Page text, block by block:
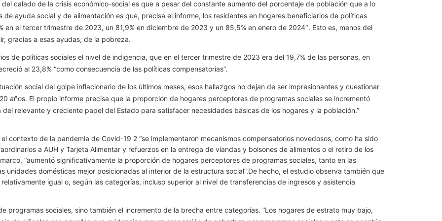
calado de la crisis económico-social es que a pesar del constante aumento del porcentaje de población que a lo
ayuda social y de alimentación es que, precisa el informe, los residentes en hogares beneficiarios de políticas
el tercer trimestre de 2023, un 81,9% en diciembre de 2023 y un 85,5% en enero de 2024″. Esto es, menos del
gracias a esas ayudas, de la pobreza.
de políticas sociales el nivel de indigencia, que en el tercer trimestre de 2023 era del 19,7% de las personas, en
al 23,8% “como consecuencia de las políticas compensatorias”.
social del golpe inflacionario de los últimos meses, esos hallazgos no dejan de ser impresionantes y cuestionar
años. El propio informe precisa que la proporción de hogares perceptores de programas sociales se incrementó
relevante y creciente papel del Estado para satisfacer necesidades básicas de los hogares y la población.”
contexto de la pandemia de Covid-19 2 “se implementaron mecanismos compensatorios novedosos, como ha sido
a AUH y Tarjeta Alimentar y refuerzos en la entrega de viandas y bolsones de alimentos o el retiro de los
“aumentó significativamente la proporción de hogares perceptores de programas sociales, tanto en las
unidades domésticas mejor posicionadas al interior de la estructura social”.De hecho, el estudio observa también que
igual o, según las categorías, incluso superior al nivel de transferencias de ingresos y asistencia
programas sociales, sino también el incremento de la brecha entre categorías. “Los hogares de estrato muy bajo,